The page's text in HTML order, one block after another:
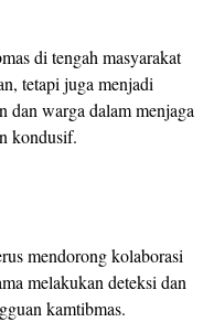
di tengah masyarakat
tetapi juga menjadi
dan warga dalam menjaga
kondusif.
mendorong kolaborasi
melakukan deteksi dan
kamtibmas.